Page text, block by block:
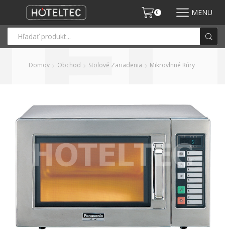
0 MENU
Domov Obchod Stolové Zariadenia Mikrovlnné Rúry